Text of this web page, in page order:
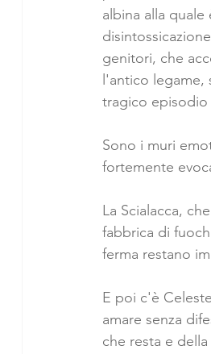
albina alla
genitori, che
l'antico
tragico episodio
Sono i muri
fortemente
La Scialacca,
fabbrica di
ferma restano
E poi c'è
amare senza
che resta e